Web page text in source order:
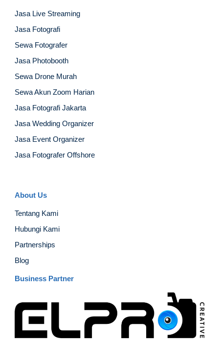
Jasa Live Streaming
Jasa Fotografi
Sewa Fotografer
Jasa Photobooth
Sewa Drone Murah
Sewa Akun Zoom Harian
Jasa Fotografi Jakarta
Jasa Wedding Organizer
Jasa Event Organizer
Jasa Fotografer Offshore
About Us
Tentang Kami
Hubungi Kami
Partnerships
Blog
Business Partner